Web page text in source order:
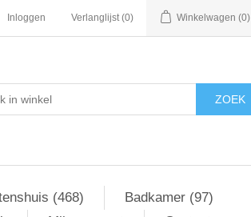
Inloggen Verlanglijst (0) Winkelwagen (0)
ZOEK
(468)
Badkamer (97)